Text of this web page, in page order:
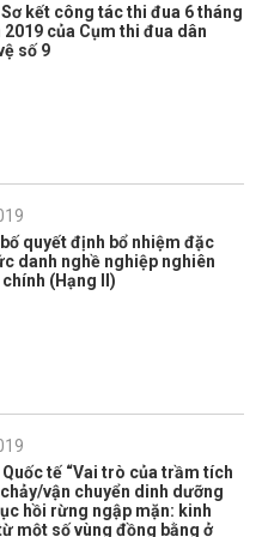
Sơ kết công tác thi đua 6 tháng
2019 của Cụm thi đua dân
số 9
quyết định bổ nhiệm đặc
danh nghề nghiệp nghiên
(Hạng II)
Quốc tế “Vai trò của trầm tích
vận chuyển dinh dưỡng
hồi rừng ngập mặn: kinh
một số vùng đồng bằng ở